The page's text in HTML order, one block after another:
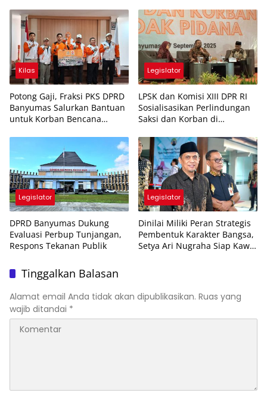
MPR
Kilas
Potong Gaji, Fraksi PKS DPRD
Banyumas Salurkan Bantuan
untuk Korban Bencana
Legislator
LPSK dan Komisi XIII DPR RI
Sosialisasikan Perlindungan
Saksi dan Korban di
Legislator
DPRD Banyumas Dukung
Evaluasi Perbup Tunjangan,
Respons Tekanan Publik
Legislator
Dinilai Miliki Peran Strategis
Pembentuk Karakter Bangsa,
Setya Ari Nugraha Siap Kawal
Tinggalkan Balasan
Alamat email Anda tidak akan dipublikasikan. Ruas yang
wajib ditandai *